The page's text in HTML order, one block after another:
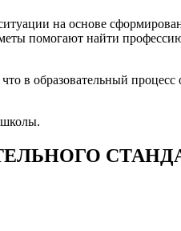
на основе
помогают найти
в образовательный процесс
школы.